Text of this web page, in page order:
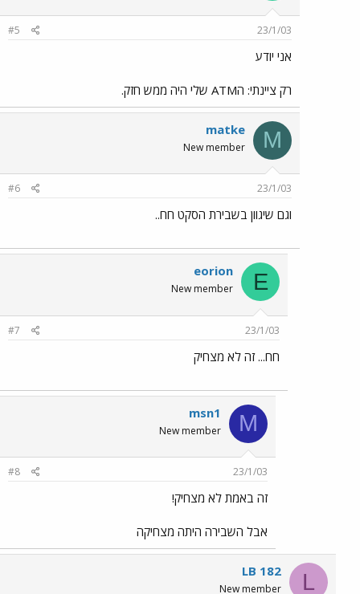
23/1/03
#5
אני יודע
רק ציינתי: הATM שלי היה ממש חזק.
M
matke
New member
23/1/03
#6
וגם שיגוון בשבירת הסקט חח..
E
eorion
New member
23/1/03
#7
חח... זה לא מצחיק
M
msn1
New member
23/1/03
#8
זה באמת לא מצחיק!
אבל השבירה היתה מצחיקה
L
LB 182
New member